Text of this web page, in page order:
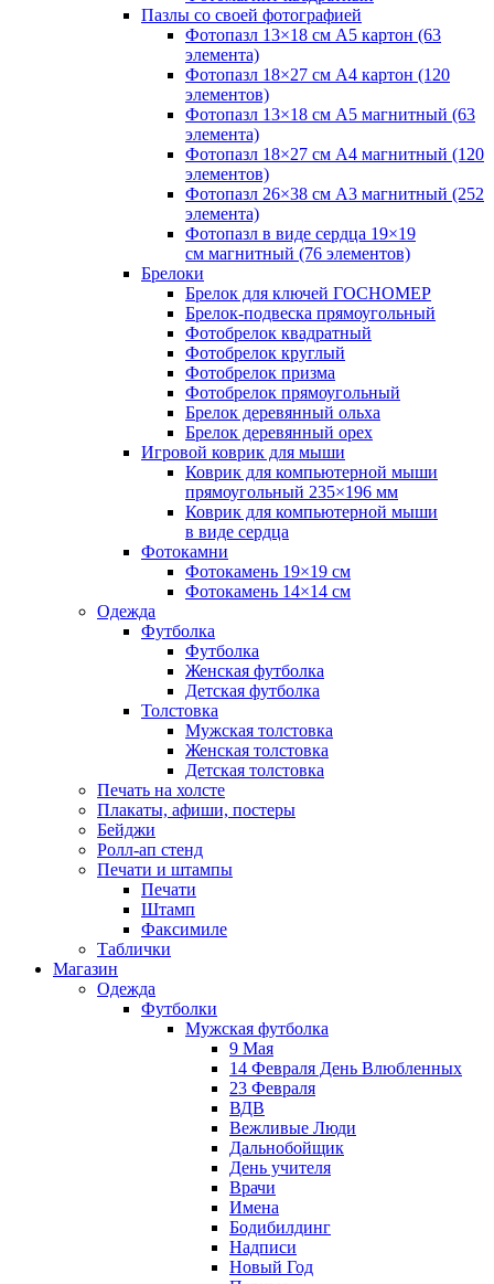
Пазлы со своей фотографией
Фотопазл 13×18 см А5 картон (63
элемента)
Фотопазл 18×27 см А4 картон (120
элементов)
Фотопазл 13×18 см А5 магнитный (63
элемента)
Фотопазл 18×27 см А4 магнитный (120
элементов)
Фотопазл 26×38 см А3 магнитный (252
элемента)
Фотопазл в виде сердца 19×19
см магнитный (76 элементов)
Брелоки
Брелок для ключей ГОСНОМЕР
Брелок-подвеска прямоугольный
Фотобрелок квадратный
Фотобрелок круглый
Фотобрелок призма
Фотобрелок прямоугольный
Брелок деревянный ольха
Брелок деревянный орех
Игровой коврик для мыши
Коврик для компьютерной мыши
прямоугольный 235×196 мм
Коврик для компьютерной мыши
в виде сердца
Фотокамни
Фотокамень 19×19 см
Фотокамень 14×14 см
Одежда
Футболка
Футболка
Женская футболка
Детская футболка
Толстовка
Мужская толстовка
Женская толстовка
Детская толстовка
Печать на холсте
Плакаты, афиши, постеры
Бейджи
Ролл-ап стенд
Печати и штампы
Печати
Штамп
Факсимиле
Таблички
Магазин
Одежда
Футболки
Мужская футболка
9 Мая
14 Февраля День Влюбленных
23 Февраля
ВДВ
Вежливые Люди
Дальнобойщик
День учителя
Врачи
Имена
Бодибилдинг
Надписи
Новый Год